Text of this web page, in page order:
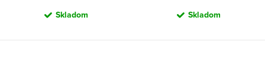
Skladom Skladom